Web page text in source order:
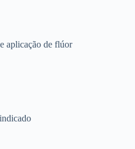
aplicação de flúor